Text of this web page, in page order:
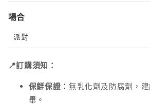
場合
派對
📍訂購須知：
保鮮保證： 無乳化劑及防腐劑，
畢。